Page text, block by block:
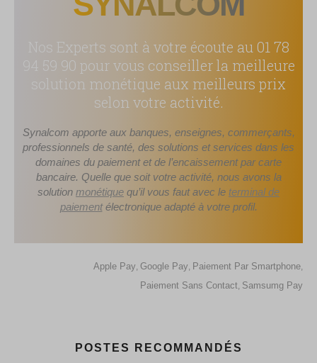
Nos Experts sont à votre écoute au 01 78
94 59 90 pour vous conseiller la meilleure
solution monétique aux meilleurs prix
selon votre activité.
Synalcom apporte aux banques, enseignes, commerçants,
professionnels de santé, des solutions et services dans les
domaines du paiement et de l’encaissement par carte
bancaire. Quelle que soit votre activité, nous avons la
solution monétique qu’il vous faut avec le terminal de
paiementélectronique adapté à votre profil.
Apple Pay, Google Pay, Paiement Par Smartphone,
Paiement Sans Contact, Samsumg Pay
POSTES RECOMMANDÉS